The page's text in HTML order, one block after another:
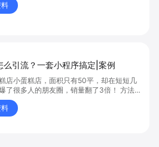
么引流？一套小程序搞定|案例
店小蛋糕店，面积只有50平，却在短短几
了很多人的朋友圈，销量翻了3倍！ 方法则
助小红书的种草平台和闭环引流，实现从
交”的完美闭环！ 👇